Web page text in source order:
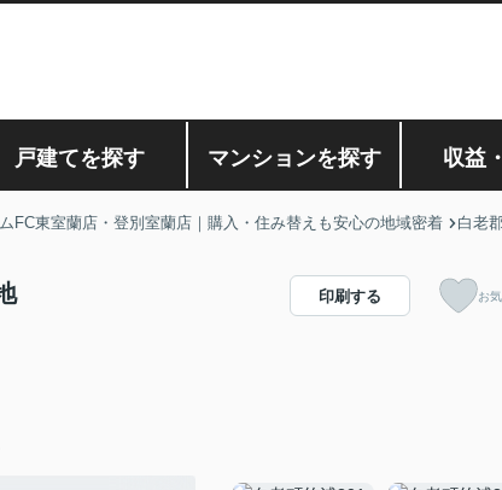
戸建てを探す マンションを探す 収益
FC東室蘭店・登別室蘭店｜購入・住み替えも安心の地域密着
白老
印刷する お